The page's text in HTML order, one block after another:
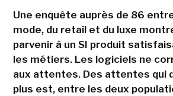
Une enquête auprès de 86
mode, du retail et du luxe
parvenir à un SI produit
les métiers. Les logiciels ne
aux attentes. Des attentes qui
plus est, entre les deux